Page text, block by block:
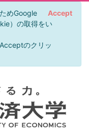
めGoogle
）の取得をい
のクリッ
Accept